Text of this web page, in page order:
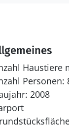
Sie sich
Haustiere
Personen:
2008